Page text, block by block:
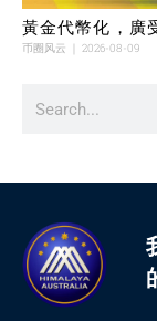
黃金代幣化，廣
币圈风云 2026-08-09